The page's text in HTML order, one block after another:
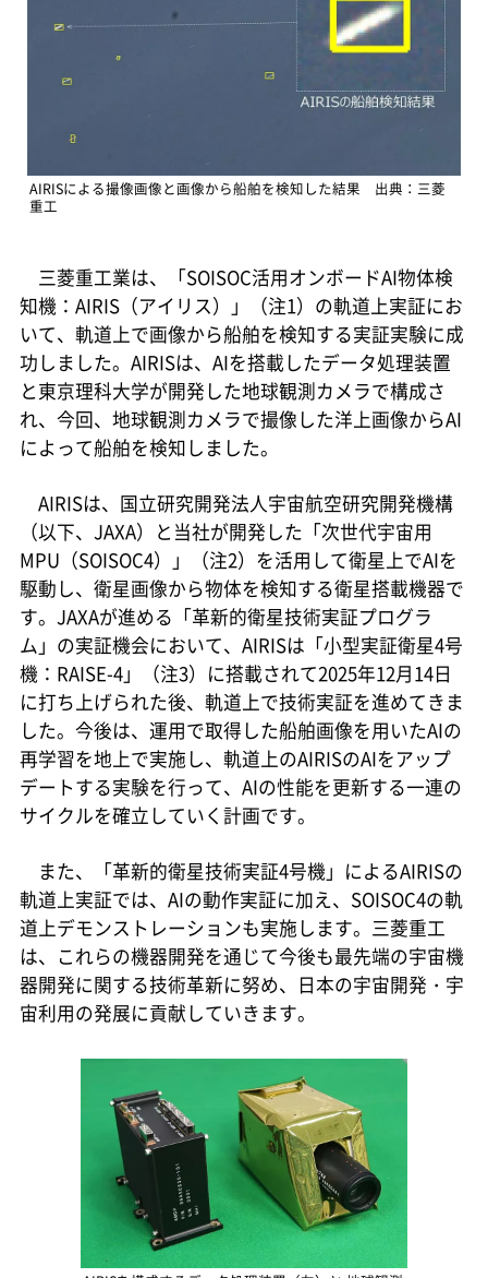
AIRISによる撮像画像と画像から船舶を検知した結果 出典：三菱
重工
三菱重工業は、「SOISOC活用オンボードAI物体検
知機：AIRIS（アイリス）」（注1）の軌道上実証にお
いて、軌道上で画像から船舶を検知する実証実験に成
功しました。AIRISは、AIを搭載したデータ処理装置
と東京理科大学が開発した地球観測カメラで構成さ
れ、今回、地球観測カメラで撮像した洋上画像からAI
によって船舶を検知しました。
AIRISは、国立研究開発法人宇宙航空研究開発機構
（以下、JAXA）と当社が開発した「次世代宇宙用
MPU（SOISOC4）」（注2）を活用して衛星上でAIを
駆動し、衛星画像から物体を検知する衛星搭載機器で
す。JAXAが進める「革新的衛星技術実証プログラ
ム」の実証機会において、AIRISは「小型実証衛星4号
機：RAISE-4」（注3）に搭載されて2025年12月14日
に打ち上げられた後、軌道上で技術実証を進めてきま
した。今後は、運用で取得した船舶画像を用いたAIの
再学習を地上で実施し、軌道上のAIRISのAIをアップ
デートする実験を行って、AIの性能を更新する一連の
サイクルを確立していく計画です。
また、「革新的衛星技術実証4号機」によるAIRISの
軌道上実証では、AIの動作実証に加え、SOISOC4の軌
道上デモンストレーションも実施します。三菱重工
は、これらの機器開発を通じて今後も最先端の宇宙機
器開発に関する技術革新に努め、日本の宇宙開発・宇
宙利用の発展に貢献していきます。